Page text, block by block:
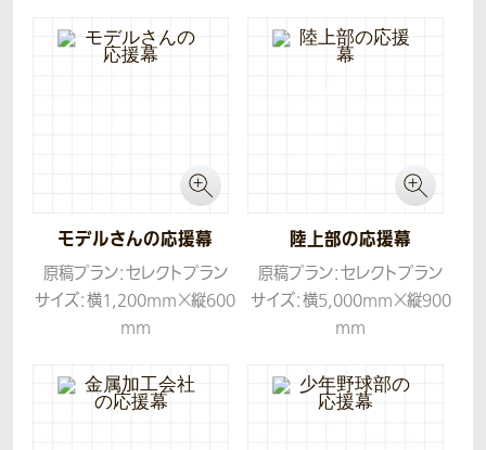
生地：トロマット
生地：トロマット
モデルさんの応援幕
原稿プラン：セレクトプラン
サイズ：横1,200mm×縦600
mm
陸上部の応援幕
原稿プラン：セレクトプラン
サイズ：横5,000mm×縦900
mm